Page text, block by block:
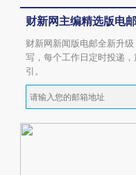
财新网主编精选版电邮
财新网新闻版电邮全新升
写，每个工作日定时投递
引。